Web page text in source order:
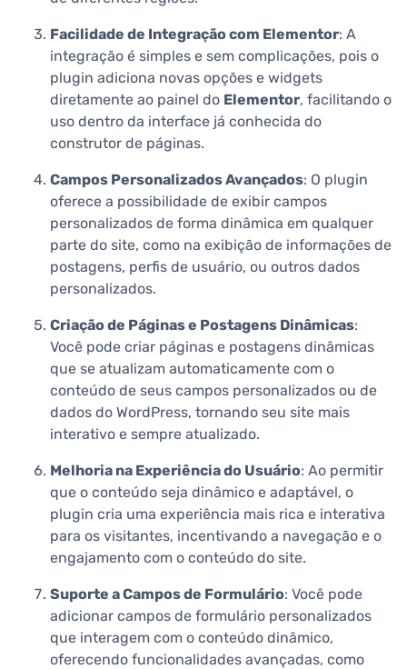
Facilidade de Integração com Elementor: A
integração é simples e sem complicações, pois o
plugin adiciona novas opções e widgets
diretamente ao painel do Elementor, facilitando o
uso dentro da interface já conhecida do
construtor de páginas.
Campos Personalizados Avançados: O plugin
oferece a possibilidade de exibir campos
personalizados de forma dinâmica em qualquer
parte do site, como na exibição de informações de
postagens, perfis de usuário, ou outros dados
personalizados.
Criação de Páginas e Postagens Dinâmicas:
Você pode criar páginas e postagens dinâmicas
que se atualizam automaticamente com o
conteúdo de seus campos personalizados ou de
dados do WordPress, tornando seu site mais
interativo e sempre atualizado.
Melhoria na Experiência do Usuário: Ao permitir
que o conteúdo seja dinâmico e adaptável, o
plugin cria uma experiência mais rica e interativa
para os visitantes, incentivando a navegação e o
engajamento com o conteúdo do site.
Suporte a Campos de Formulário: Você pode
adicionar campos de formulário personalizados
que interagem com o conteúdo dinâmico,
oferecendo funcionalidades avançadas, como